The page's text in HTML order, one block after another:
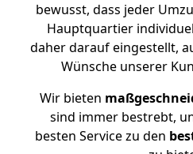
bewusst, dass jeder
Hauptquartier
daher darauf eingestellt,
Wünsche unserer
Wir bieten
sind immer bestrebt,
besten Service zu den